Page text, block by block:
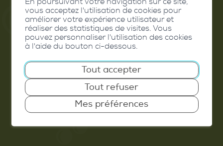
Commune de Conthey
1975
St-Séverin
T. 027 345 45 45
info@conthey.ch
vous acceptez l'utilisation de cookies pour
améliorer votre expérience utilisateur et
réaliser des statistiques de visites. Vous
pouvez personnaliser l'utilisation des cookies
à l'aide du bouton ci-dessous.
Tout accepter
Tout refuser
Mes préférences